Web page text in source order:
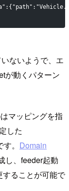
ないようで、エ
が動くパターン
マッピングを指
した
。 Domain
し、feeder起動
ることが可能で